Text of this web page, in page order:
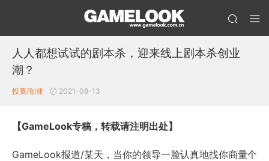
人人都想试试的剧本杀，迎来线上剧本杀创业
潮？
投资/创业 2021-08-13
【GameLook专稿，转载请注明出处】
GameLook报道/某天，当你的领导一脸认真地找你商量个